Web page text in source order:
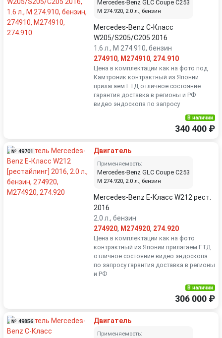
Mercedes-Benz GLC Coupe C253
M 274.920, 2.0 л., бензин
Mercedes-Benz C-Класс
W205/S205/C205 2016
1.6 л., M 274.910, бензин
274910, M274910, 274.910
Цена в комплектации как на фото под
Камтроник контрактный из Японии
прилагаем ГТД отличное состояние
гарантия доставка в регионы и РФ
видео эндоскопа по запросу
В наличии
340 400 ₽
№ 49701 Двигатель
Применяемость:
Mercedes-Benz GLC Coupe C253
M 274.920, 2.0 л., бензин
Mercedes-Benz E-Класс W212 рест.
2016
2.0 л., бензин
274920, M274920, 274.920
Цена в комплектации как на фото
контрактный из Японии прилагаем ГТД
отличное состояние видео эндоскопа
по запросу гарантия доставка в регионы
и РФ
В наличии
306 000 ₽
№ 49856 Двигатель
Применяемость: